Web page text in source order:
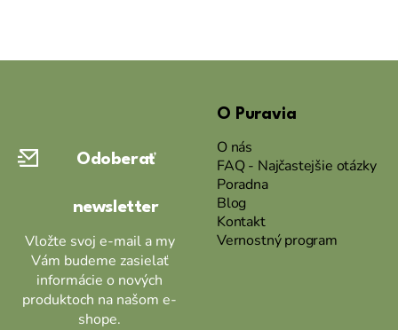
Odoberať
newsletter
Vložte svoj e-mail a my
Vám budeme zasielať
informácie o nových
produktoch na našom e-
shope.
O Puravia
O nás
FAQ - Najčastejšie otázky
Poradna
Blog
Kontakt
Vernostný program